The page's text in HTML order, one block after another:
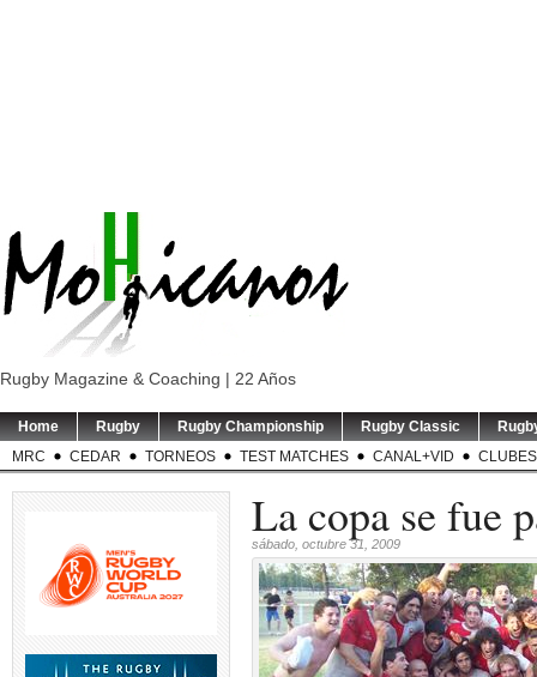
Rugby Magazine & Coaching | 22 Años
Home Rugby Rugby Championship Rugby Classic
MRC
CEDAR TORNEOS TEST MATCHES CANAL+VID CLUBES
La copa se fue
sábado, octubre 31, 2009